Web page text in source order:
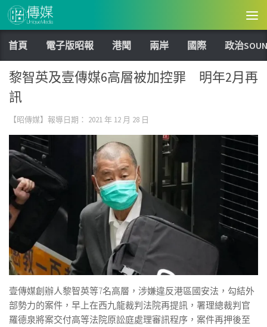
Skip to content
首頁 電子版昭報 港聞 兩岸 國際 政治
黎智英及壹傳媒6高層被加控罪 明年2月再
訊
【昭傳媒】報導日期： 2021 年 12 月 28 日
壹傳媒創辦人黎智英等7名高層，涉嫌違反港區國安法，勾結外
部勢力的案件，早上在西九龍裁判法院再提訊，署理總裁判官
羅德泉將案交付高等法院原訟庭處理審訊程序，案件再押後至